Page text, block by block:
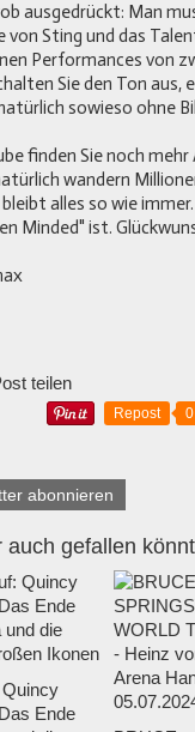
ausgedrückt: Man
von Sting und das
Performances von
Sie den Ton
sowieso ohne
finden Sie noch
wandern
alles so wie
Minded" ist.
teilen
Repost 0
abonnieren
auch gefallen
Ende